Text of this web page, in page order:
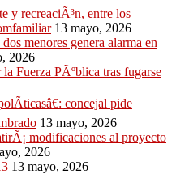
y recreaciÃ³n, entre los
13 mayo, 2026
menores genera alarma en
2026
Fuerza PÃºblica tras fugarse
concejal pide
13 mayo, 2026
modificaciones al proyecto
2026
13 mayo, 2026